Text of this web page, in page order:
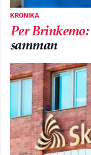
KRÖNIKA
Per Brinkemo:
samman